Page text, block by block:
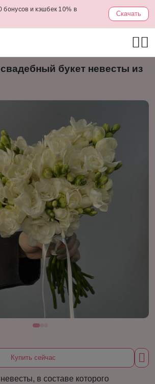
бонусов и кэшбек 10% в
Скачать
букет невесты из
Купить сейчас
в составе которого